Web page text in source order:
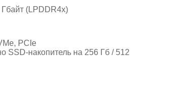
(LPDDR4x)
PCIe
SSD-накопитель на 256 Гб / 512